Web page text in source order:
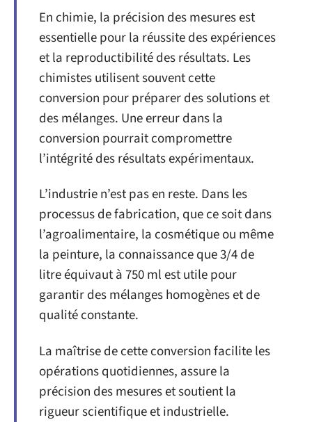
En chimie, la précision des mesures est
essentielle pour la réussite des expériences
et la reproductibilité des résultats. Les
chimistes utilisent souvent cette
conversion pour préparer des solutions et
des mélanges. Une erreur dans la
conversion pourrait compromettre
l’intégrité des résultats expérimentaux.
L’industrie n’est pas en reste. Dans les
processus de fabrication, que ce soit dans
l’agroalimentaire, la cosmétique ou même
la peinture, la connaissance que 3/4 de
litre équivaut à 750 ml est utile pour
garantir des mélanges homogènes et de
qualité constante.
La maîtrise de cette conversion facilite les
opérations quotidiennes, assure la
précision des mesures et soutient la
rigueur scientifique et industrielle.